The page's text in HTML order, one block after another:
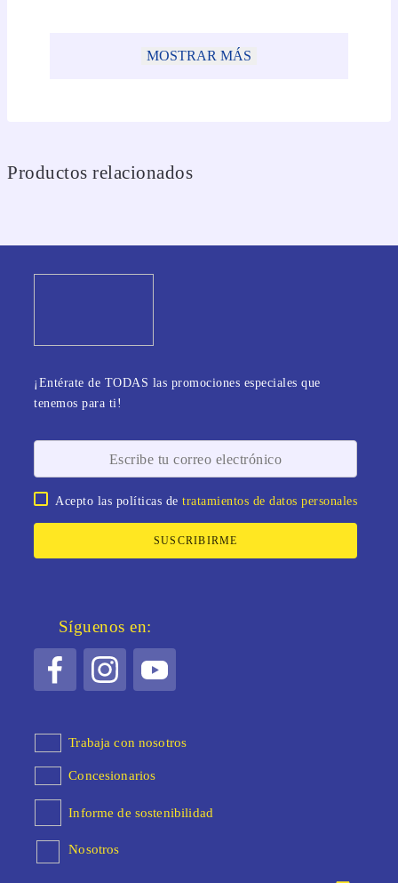
MOSTRAR MÁS
Productos relacionados
¡Entérate de TODAS las promociones especiales que
tenemos para ti!
Acepto las políticas detratamientos de datos personales
SUSCRIBIRME
Síguenos en:
Trabaja con nosotros
Concesionarios
Informe de sostenibilidad
Nosotros